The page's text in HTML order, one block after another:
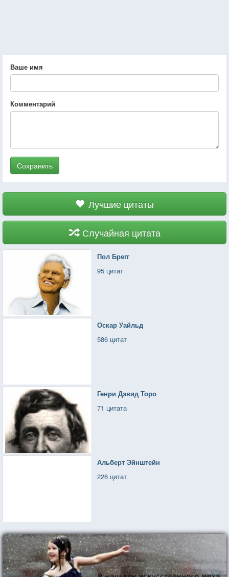
Ваше имя
Комментарий
Сохранить
Лучшие цитаты
Случайная цитата
Пол Брегг
95 цитат
Оскар Уайльд
586 цитат
Генри Дэвид Торо
71 цитата
Альберт Эйнштейн
226 цитат